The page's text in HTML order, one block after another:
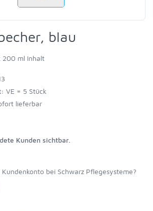
blau
200 ml Inhalt
VE = 5 Stück
lieferbar
Kunden sichtbar.
bei Schwarz Pflegesysteme?